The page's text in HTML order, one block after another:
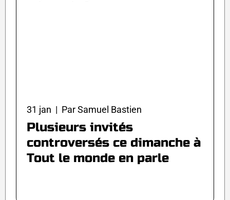
31 jan | Par Samuel Bastien
Plusieurs invités
controversés ce dimanche à
Tout le monde en parle